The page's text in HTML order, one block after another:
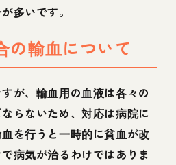
多いです。
の輸血について
が、輸血用の血液は各々の
らないため、対応は病院に
を行うと一時的に貧血が改
病気が治るわけではありま